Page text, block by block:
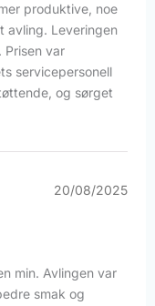
produktive, noe
avling. Leveringen
Prisen var
servicepersonell
og sørget
20/08/2025
min. Avlingen var
smak og